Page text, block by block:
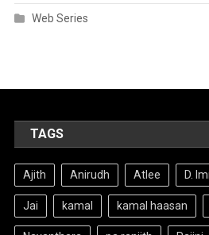
Web Series
TAGS
Ajith Anirudh Atlee D.
Jai kamal kamal haasan